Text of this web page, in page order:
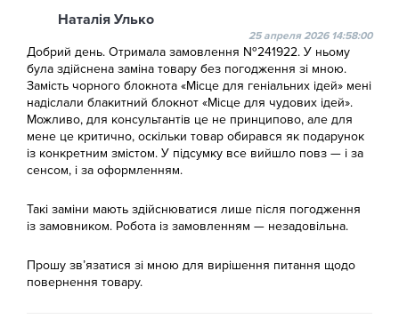
Наталія Улько
25 апреля 2026 14:58:00
Добрий день. Отримала замовлення №241922. У ньому
була здійснена заміна товару без погодження зі мною.
Замість чорного блокнота «Місце для геніальних ідей» мені
надіслали блакитний блокнот «Місце для чудових ідей».
Можливо, для консультантів це не принципово, але для
мене це критично, оскільки товар обирався як подарунок
із конкретним змістом. У підсумку все вийшло повз — і за
сенсом, і за оформленням.
Такі заміни мають здійснюватися лише після погодження
із замовником. Робота із замовленням — незадовільна.
Прошу зв’язатися зі мною для вирішення питання щодо
повернення товару.